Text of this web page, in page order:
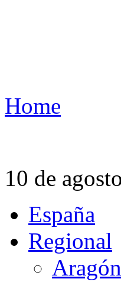
Home
10 de
España
Regional
Aragón